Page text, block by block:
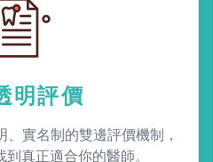
明評價
實名制的雙邊評價機制，
真正適合你的醫師。